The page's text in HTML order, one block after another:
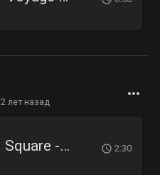
2 лет назад
ERIAN Red Square - Last Kiss 2:30